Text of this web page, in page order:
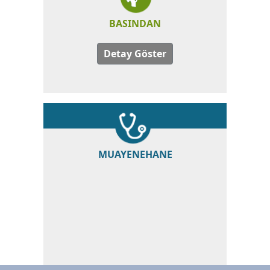
BASINDAN
Detay Göster
MUAYENEHANE